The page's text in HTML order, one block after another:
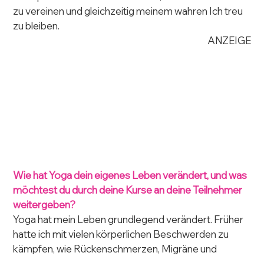
zu vereinen und gleichzeitig meinem wahren Ich treu
zu bleiben.
ANZEIGE
Wie hat Yoga dein eigenes Leben verändert, und was
möchtest du durch deine Kurse an deine Teilnehmer
weitergeben?
Yoga hat mein Leben grundlegend verändert. Früher
hatte ich mit vielen körperlichen Beschwerden zu
kämpfen, wie Rückenschmerzen, Migräne und